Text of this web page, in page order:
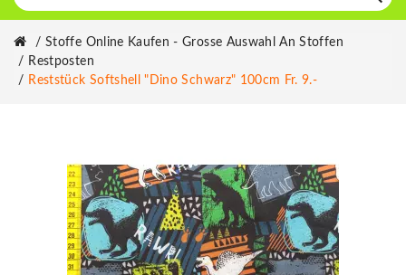
Stoffe Online Kaufen - Grosse Auswahl An Stoffen
Restposten
Reststück Softshell "Dino Schwarz" 100cm Fr. 9.-